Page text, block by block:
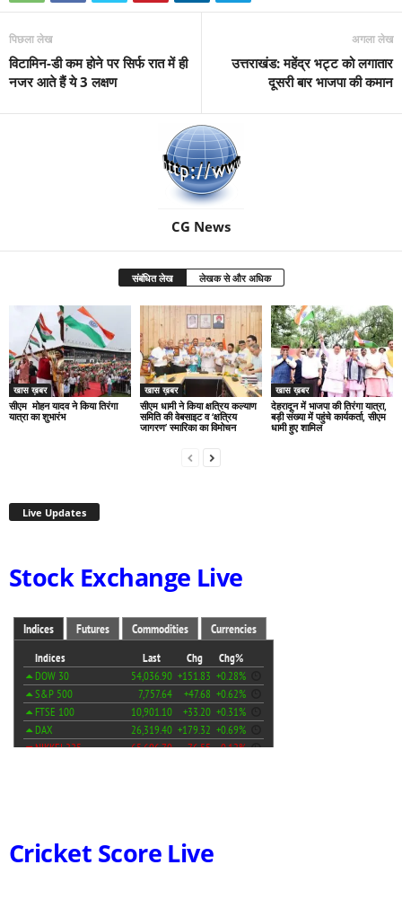
पिछला लेख
विटामिन-डी कम होने पर सिर्फ रात में ही
नजर आते हैं ये 3 लक्षण
अगला लेख
उत्तराखंड: महेंद्र भट्ट को लगातार
दूसरी बार भाजपा की कमान
CG News
संबंधित लेख लेखक से और अधिक
खास ख़बर
सीएम मोहन यादव ने किया तिरंगा
यात्रा का शुभारंभ
खास ख़बर
सीएम धामी ने किया क्षत्रिय कल्याण
समिति की वेबसाइट व ‘क्षत्रिय
जागरण’ स्मारिका का विमोचन
खास ख़बर
देहरादून में भाजपा की तिरंगा यात्रा,
बड़ी संख्या में पहुंचे कार्यकर्ता, सीएम
धामी हुए शामिल
Live Updates
Stock Exchange Live
Cricket Score Live